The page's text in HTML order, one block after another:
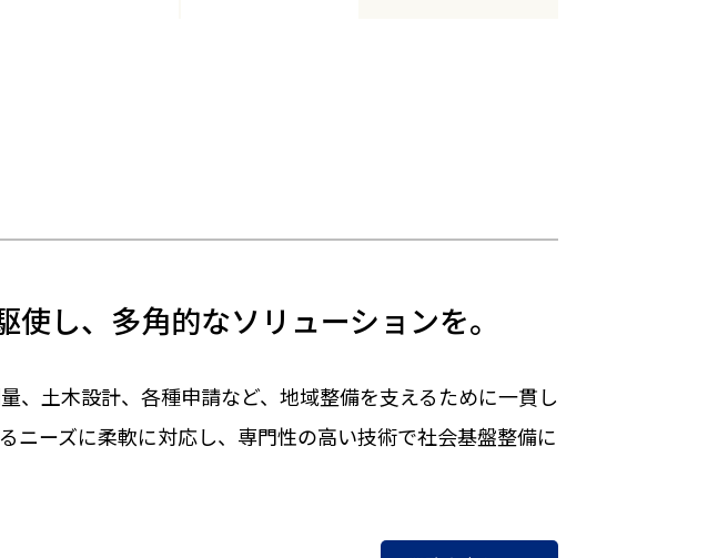
使し、多角的なソリューションを。
、土木設計、各種申請など、地域整備を支えるために一貫し
ニーズに柔軟に対応し、専門性の高い技術で社会基盤整備に